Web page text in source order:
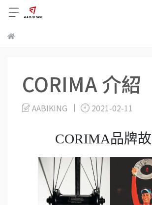
CORIMA 介紹
AABIKING 2021-02-11
CORIMA品牌